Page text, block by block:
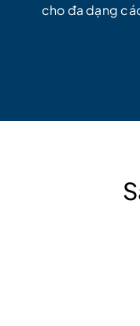
cho đa dạng